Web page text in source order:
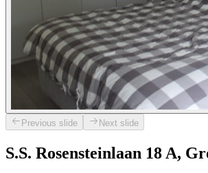
Previous slide Next slide
S.S. Rosensteinlaan 18 A,